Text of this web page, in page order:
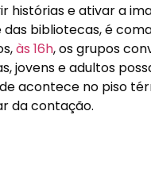
histórias e ativar a
bibliotecas, é
às 16h, os grupos
jovens e adultos
acontece no piso
da contação.